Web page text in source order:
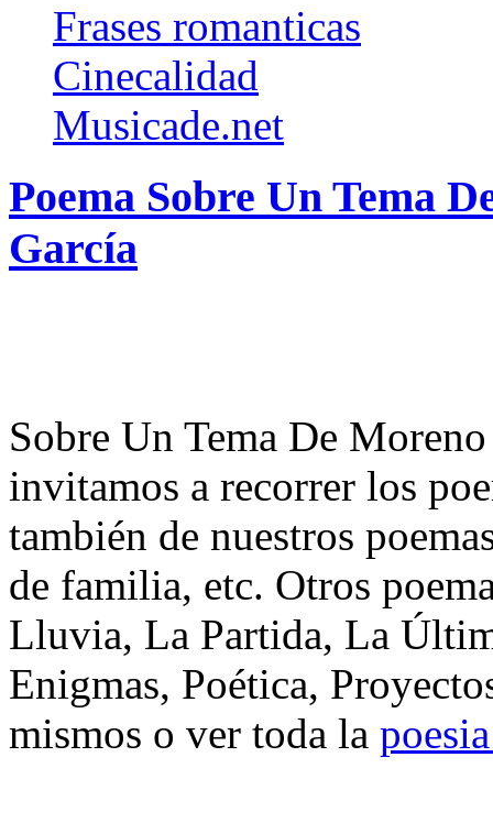
Frases romanticas
Cinecalidad
Musicade.net
Poema Sobre Un Tema
García
Sobre Un Tema De
invitamos a recorrer los
también de nuestros
de familia, etc. Otros
Lluvia, La Partida, La
Enigmas, Poética,
mismos o ver toda la